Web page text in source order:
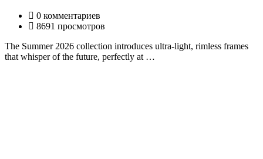
0 комментариев
8691 просмотров
The Summer 2026 collection introduces ultra-light, rimless frames
that whisper of the future, perfectly at …